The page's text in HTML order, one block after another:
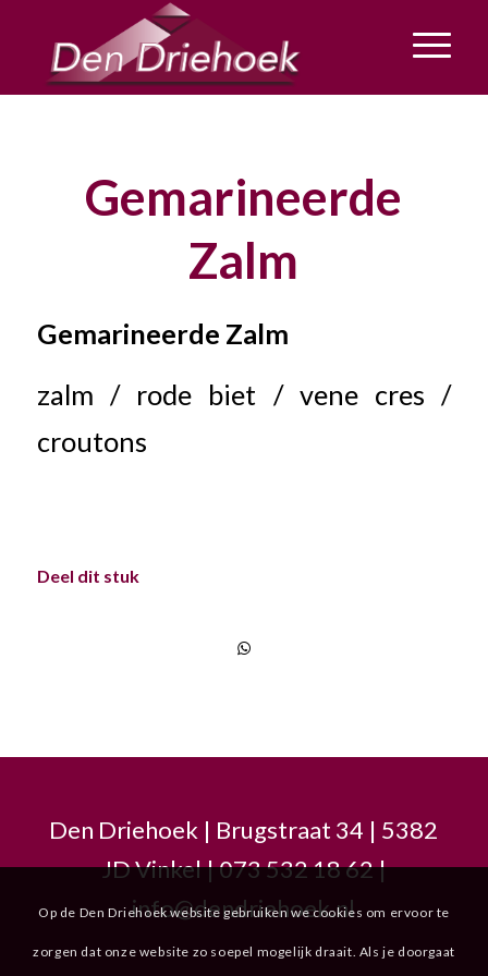
Gemarineerde
Zalm
Gemarineerde Zalm
zalm / rode biet / vene cres /
croutons
Deel dit stuk
Den Driehoek | Brugstraat 34 | 5382
JD Vinkel | 073 532 18 62 |
info@dendriehoek.nl
Op de Den Driehoek website gebruiken we cookies om ervoor te
zorgen dat onze website zo soepel mogelijk draait. Als je doorgaat